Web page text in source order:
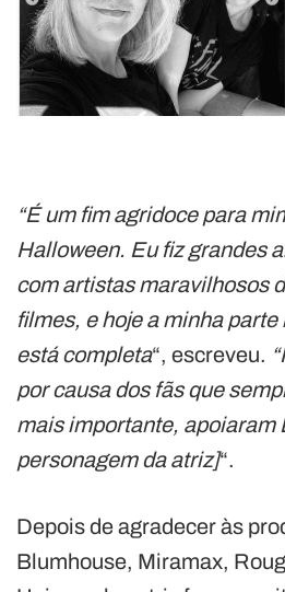
“É um fim agridoce para
Halloween. Eu fiz grandes
com artistas maravilhosos
filmes, e hoje a minha
está completa“, escreveu.
por causa dos fãs que
mais importante, apoiaram
personagem da atriz]“.
Depois de agradecer às
Blumhouse, Miramax,